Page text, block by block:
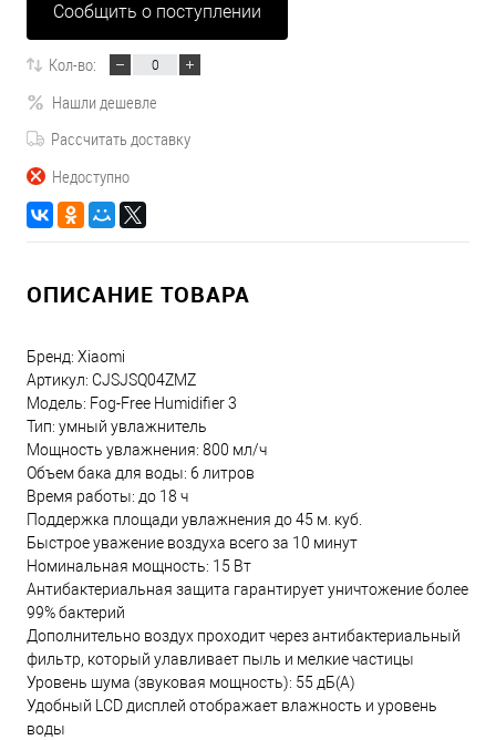
Сообщить о поступлении
Кол-во:
Нашли дешевле
Рассчитать доставку
Недоступно
ОПИСАНИЕ ТОВАРА
Бренд: Xiaomi
Артикул: CJSJSQ04ZMZ
Модель: Fog-Free Humidifier 3
Тип: умный увлажнитель
Мощность увлажнения: 800 мл/ч
Объем бака для воды: 6 литров
Время работы: до 18 ч
Поддержка площади увлажнения до 45 м. куб.
Быстрое уважение воздуха всего за 10 минут
Номинальная мощность: 15 Вт
Антибактериальная защита гарантирует уничтожение более
99% бактерий
Дополнительно воздух проходит через антибактериальный
фильтр, который улавливает пыль и мелкие частицы
Уровень шума (звуковая мощность): 55 дБ(А)
Удобный LCD дисплей отображает влажность и уровень
воды